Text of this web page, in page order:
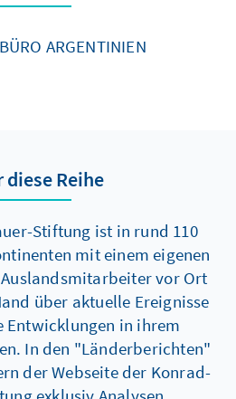
ARGENTINIEN
diese Reihe
Stiftung ist in rund 110
mit einem eigenen
vor Ort
über aktuelle Ereignisse
Entwicklungen in ihrem
In den "Länderberichten"
der Webseite der Konrad-